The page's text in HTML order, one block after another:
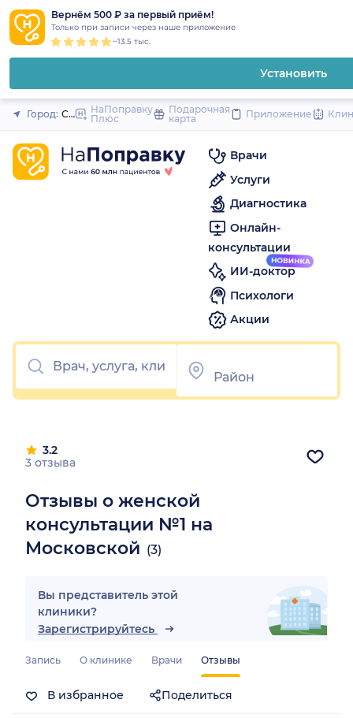
Вернём 500 ₽ за первый приём!
Только при записи через наше приложение
~13.5 тыс.
Установить
Закрыть
Город: СаратовНаПоправку
Плюс
Подарочная
карта
Приложение
Врачи
Услуги
Диагностика
Онлайн-
консультации
ИИ-доктор
Психологи
Акции
Отзывы о женской
консультации №1 на
Московской (3)
3.2
3 отзыва
Вы представитель этой
клиники?
Зарегистрируйтесь
Запись О клинике Врачи Отзывы
В избранное Поделиться